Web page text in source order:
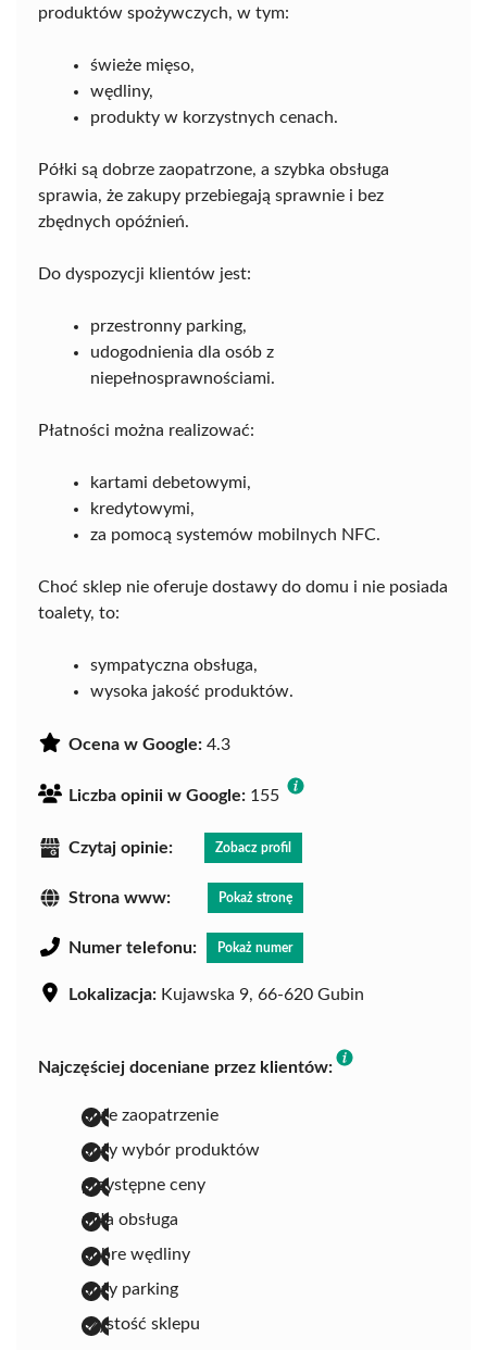
produktów spożywczych, w tym:
świeże mięso,
wędliny,
produkty w korzystnych cenach.
Półki są dobrze zaopatrzone, a szybka obsługa
sprawia, że zakupy przebiegają sprawnie i bez
zbędnych opóźnień.
Do dyspozycji klientów jest:
przestronny parking,
udogodnienia dla osób z
niepełnosprawnościami.
Płatności można realizować:
kartami debetowymi,
kredytowymi,
za pomocą systemów mobilnych NFC.
Choć sklep nie oferuje dostawy do domu i nie posiada
toalety, to:
sympatyczna obsługa,
wysoka jakość produktów.
Ocena w Google: 4.3
Liczba opinii w Google: 155
Czytaj opinie: Zobacz profil
Strona www: Pokaż stronę
Numer telefonu: Pokaż numer
Lokalizacja: Kujawska 9, 66-620 Gubin
Najczęściej doceniane przez klientów:
duże zaopatrzenie
duży wybór produktów
przystępne ceny
miła obsługa
dobre wędliny
duży parking
czystość sklepu